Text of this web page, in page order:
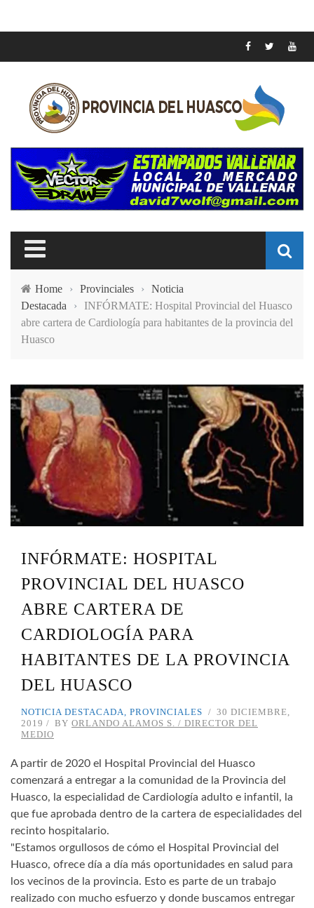
Home › Provinciales ›
Noticia
Destacada
›
INFÓRMATE: Hospital Provincial del Huasco
abre cartera de Cardiología para habitantes de la provincia del
Huasco
INFÓRMATE: HOSPITAL
PROVINCIAL DEL HUASCO
ABRE CARTERA DE
CARDIOLOGÍA PARA
HABITANTES DE LA PROVINCIA
DEL HUASCO
NOTICIA DESTACADA, PROVINCIALES
30 DICIEMBRE,
2019
BY ORLANDO ALAMOS S. / DIRECTOR DEL
MEDIO
A partir de 2020 el Hospital Provincial del Huasco
comenzará a entregar a la comunidad de la Provincia del
Huasco, la especialidad de Cardiología adulto e infantil, la
que fue aprobada dentro de la cartera de especialidades del
recinto hospitalario.
"Estamos orgullosos de cómo el Hospital Provincial del
Huasco, ofrece día a día más oportunidades en salud para
los vecinos de la provincia. Esto es parte de un trabajo
realizado con mucho esfuerzo y donde buscamos entregar